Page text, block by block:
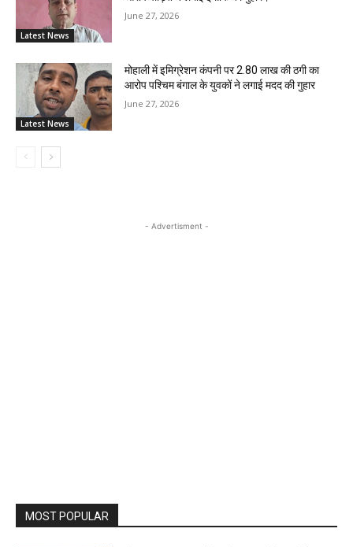
Latest News
June 27, 2026
Latest News
मोहाली में इमिग्रेशन कंपनी पर 2.80 लाख की ठगी का
आरोप पश्चिम बंगाल के युवकों ने लगाई मदद की गुहार
June 27, 2026
- Advertisment -
MOST POPULAR